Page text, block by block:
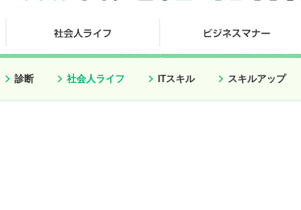
診断 社会人ライフ ITスキル スキルアップ